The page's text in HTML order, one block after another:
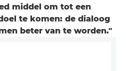
middel om tot een
te komen: de dialoog
beter van te worden."